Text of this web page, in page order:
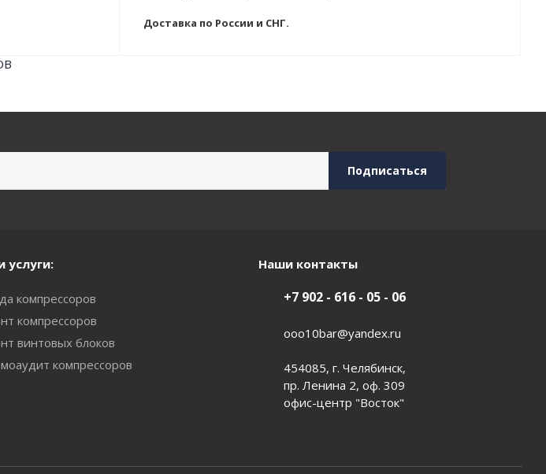
Доставка по России и СНГ.
услуги:
компрессоров
компрессоров
винтовых блоков
компрессоров
Наши контакты
+7 902 - 616 - 05 - 06
ooo10bar@yandex.ru
454085, г. Челябинск,
пр. Ленина 2, оф. 309
офис-центр "Восток"